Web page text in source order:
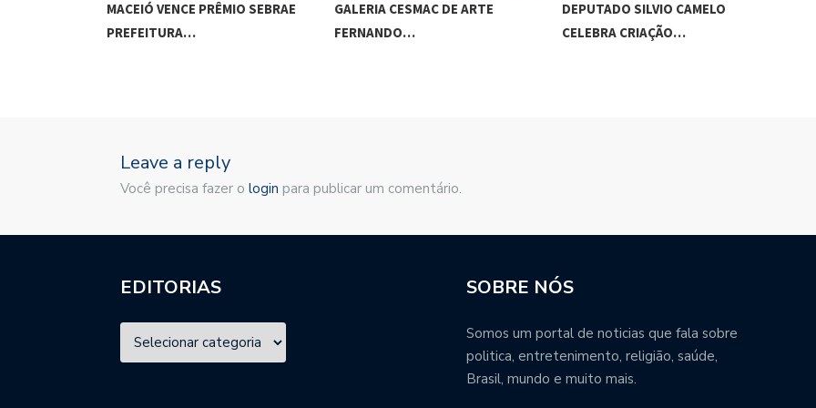
MACEIÓ VENCE PRÊMIO SEBRAE
PREFEITURA…
GALERIA CESMAC DE ARTE
FERNANDO…
DEPUTADO SILVIO CAMELO
CELEBRA CRIAÇÃO…
Leave a reply
Você precisa fazer o login para publicar um comentário.
EDITORIAS SOBRE NÓS
Somos um portal de noticias que fala sobre
politica, entretenimento, religião, saúde,
Brasil, mundo e muito mais.